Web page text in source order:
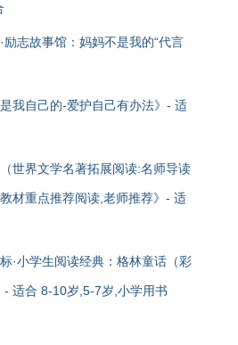
励志故事馆：妈妈不是我的“代言
我自己的-爱护自己有办法》- 适
世界文学名著拓展阅读:名师导读
材重点推荐阅读,老师推荐》- 适
·小学生阅读经典：格林童话（彩
- 适合 8-10岁,5-7岁,小学用书